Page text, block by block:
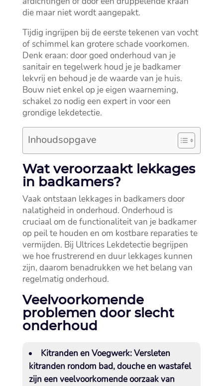
die maar niet wordt aangepakt.​
Tijdig ingrijpen bij de eerste tekenen van vocht
of schimmel kan grotere schade voorkomen.​
Denk eraan: door goed onderhoud van je
sanitair en tegelwerk houd je je badkamer
lekvrij en behoud je de waarde van je huis.​
Bouw niet enkel op je eigen waarneming,
schakel zo nodig een expert in voor een
grondige lekdetectie.​
Inhoudsopgave
Wat veroorzaakt lekkages
in badkamers?
Vaak ontstaan lekkages in badkamers door
nalatigheid in onderhoud.​ Onderhoud is
cruciaal om de functionaliteit van je badkamer
op peil te houden en om kostbare reparaties te
vermijden.​ Bij Ultrices Lekdetectie begrijpen
we hoe frustrerend en duur lekkages kunnen
zijn, daarom benadrukken we het belang van
regelmatig onderhoud.​
Veelvoorkomende
problemen door slecht
onderhoud
Kitranden en Voegwerk:Versleten
kitranden rondom bad, douche en wastafel
zijn een veelvoorkomende oorzaak van